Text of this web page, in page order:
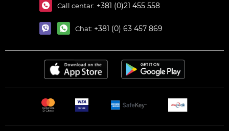
Call centar: +381 (0)21 455 558
Chat: +381 (0) 63 457 869